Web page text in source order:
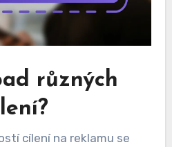
různých
cílení na reklamu se